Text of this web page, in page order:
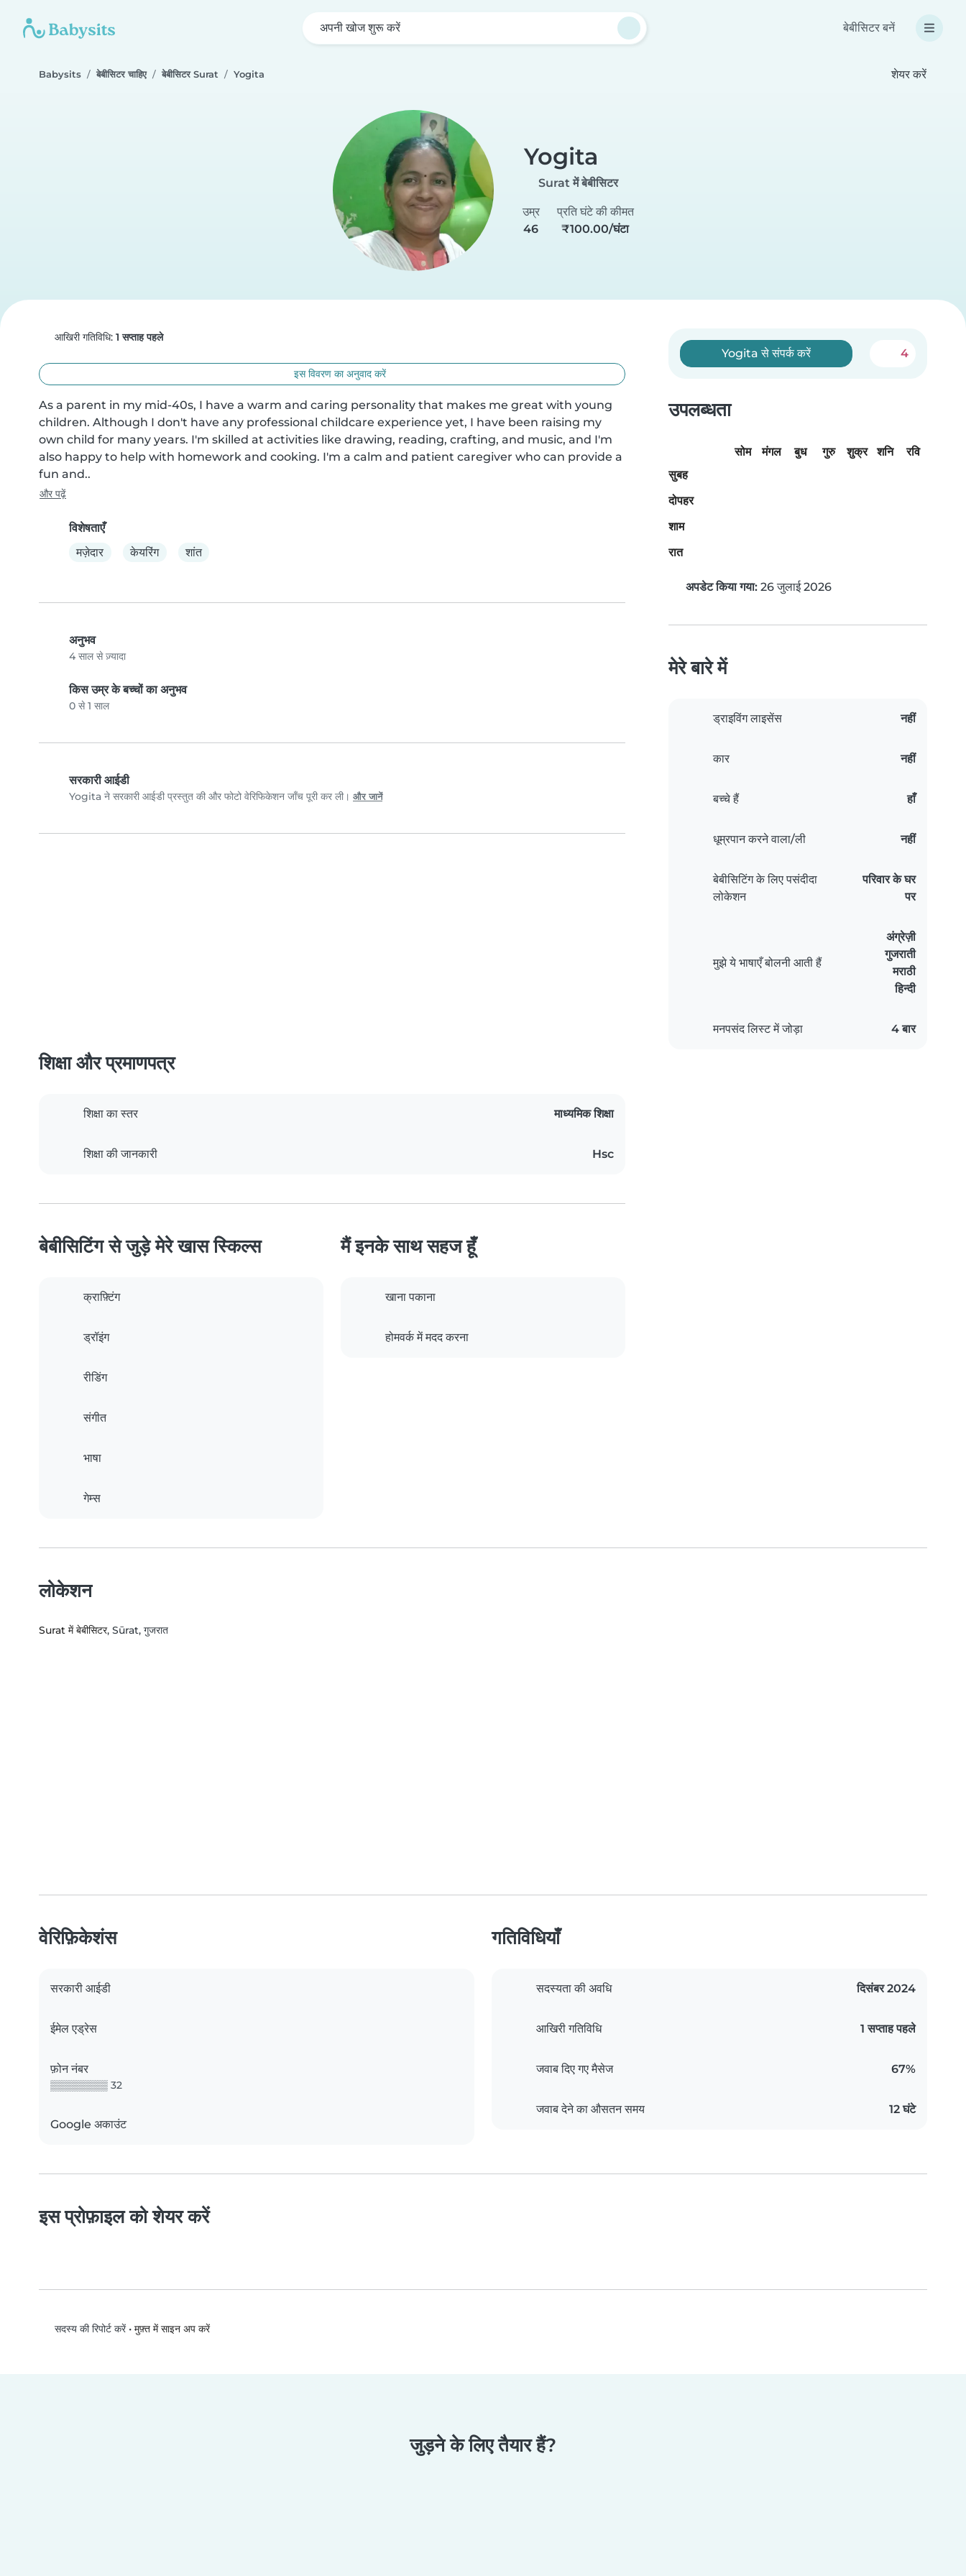
अपनी खोज शुरू करें बेबीसिटर बनें
Babysits बेबीसिटर चाहिए बेबीसिटर Surat Yogita शेयर करें
Yogita
Surat में बेबीसिटर
उम्र
46
प्रति घंटे की कीमत
₹100.00/घंटा
आखिरी गतिविधि: 1 सप्ताह पहले
इस विवरण का अनुवाद करें
As a parent in my mid-40s, I have a warm and caring personality that makes me great with young
children. Although I don't have any professional childcare experience yet, I have been raising my
own child for many years. I'm skilled at activities like drawing, reading, crafting, and music, and I'm
also happy to help with homework and cooking. I'm a calm and patient caregiver who can provide a
fun and..
और पढ़ें
विशेषताएँ
मज़ेदार
केयरिंग शांत
अनुभव
4 साल से ज़्यादा
किस उम्र के बच्चों का अनुभव
0 से 1 साल
सरकारी आईडी
Yogita ने सरकारी आईडी प्रस्तुत की और फोटो वेरिफिकेशन जाँच पूरी कर ली। और जानें
Yogita से संपर्क करें 4
उपलब्धता
सोम मंगल बुध गुरु शुक्र शनि
रवि
सुबह
दोपहर
शाम
रात
अपडेट किया गया: 26 जुलाई 2026
मेरे बारे में
ड्राइविंग लाइसेंस नहीं
कार नहीं
बच्चे हैं हाँ
धूम्रपान करने वाला/ली नहीं
बेबीसिटिंग के लिए पसंदीदा
लोकेशन
परिवार के घर
पर
मुझे ये भाषाएँ बोलनी आती हैं
अंग्रेज़ी
गुजराती
मराठी
हिन्दी
मनपसंद लिस्ट में जोड़ा 4 बार
शिक्षा और प्रमाणपत्र
शिक्षा का स्तर माध्यमिक शिक्षा
शिक्षा की जानकारी Hsc
बेबीसिटिंग से जुड़े मेरे खास स्किल्स
क्राफ़्टिंग
ड्रॉइंग
रीडिंग
संगीत
भाषा
गेम्स
मैं इनके साथ सहज हूँ
खाना पकाना
होमवर्क में मदद करना
लोकेशन
Surat में बेबीसिटर, Sūrat, गुजरात
वेरिफ़िकेशंस
सरकारी आईडी
ईमेल एड्रेस
फ़ोन नंबर
▒▒▒▒▒▒▒▒ 32
Google अकाउंट
गतिविधियाँ
सदस्यता की अवधि दिसंबर 2024
आखिरी गतिविधि 1 सप्ताह पहले
जवाब दिए गए मैसेज 67%
जवाब देने का औसतन समय 12 घंटे
इस प्रोफ़ाइल को शेयर करें
सदस्य की रिपोर्ट करें• मुफ़्त में साइन अप करें
जुड़ने के लिए तैयार हैं?